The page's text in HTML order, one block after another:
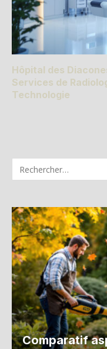
Hôpital des
Services de
Technologie
Comparatif